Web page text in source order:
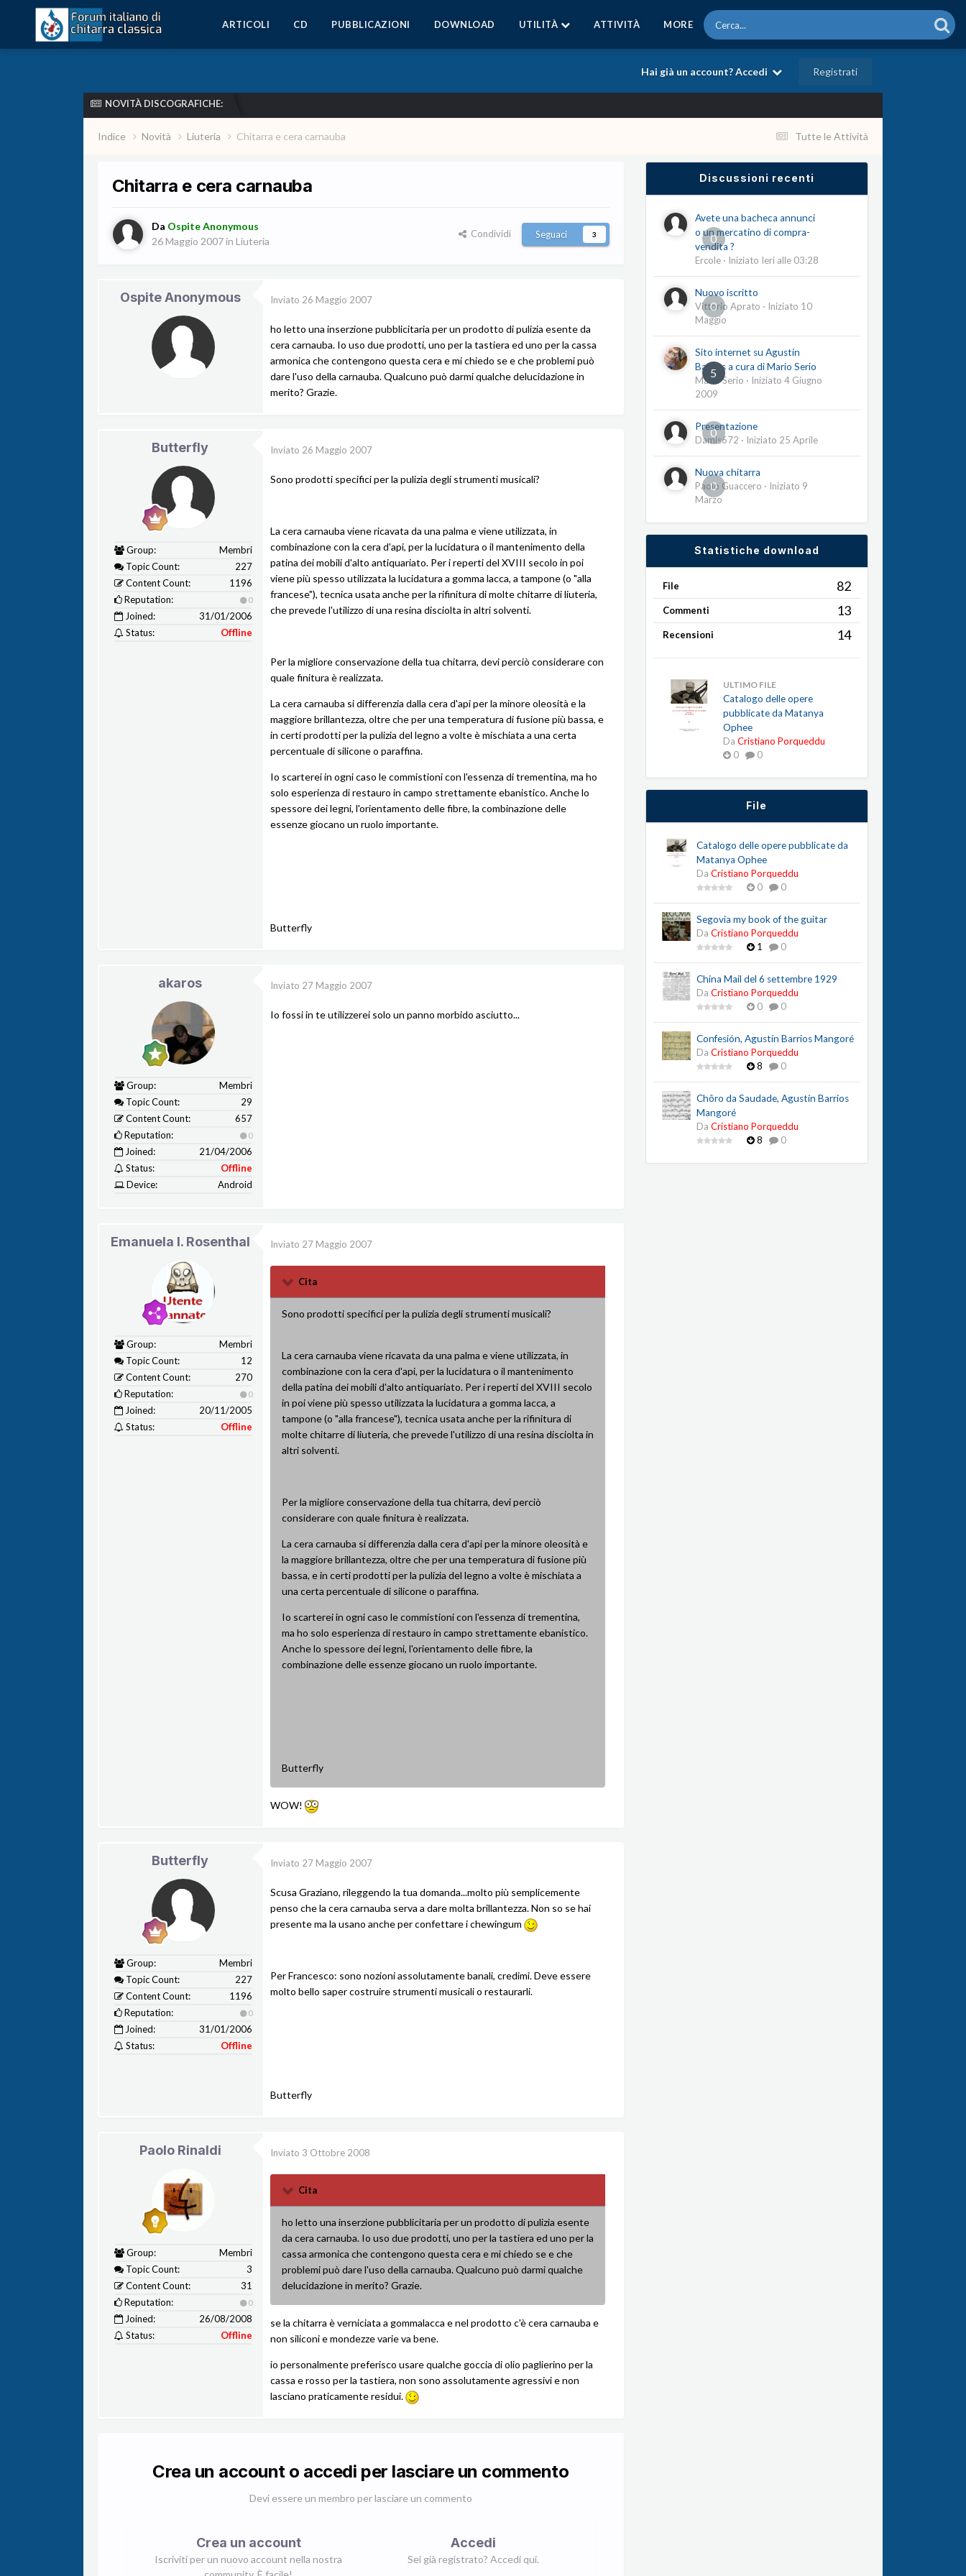
ARTICOLI CD PUBBLICAZIONI DOWNLOAD UTILITÀ ATTIVITÀ MORE
Hai già un account? Accedi Registrati
NOVITÀ DISCOGRAFICHE:
Tutte le Attività
Indice Novità Liuteria Chitarra e cera carnauba
Chitarra e cera carnauba
Da Ospite Anonymous
26 Maggio 2007in Liuteria
Condividi Seguaci 3
Ospite Anonymous Inviato 26 Maggio 2007
ho letto una inserzione pubblicitaria per un prodotto di pulizia esente da
cera carnauba. Io uso due prodotti, uno per la tastiera ed uno per la cassa
armonica che contengono questa cera e mi chiedo se e che problemi può
dare l'uso della carnauba. Qualcuno può darmi qualche delucidazione in
merito? Grazie.
Butterfly
Group:
Membri
Topic Count:
227
Content Count:
1196
Reputation:
0
Joined:
31/01/2006
Status:
Offline
Inviato 26 Maggio 2007
Sono prodotti specifici per la pulizia degli strumenti musicali?
La cera carnauba viene ricavata da una palma e viene utilizzata, in
combinazione con la cera d'api, per la lucidatura o il mantenimento della
patina dei mobili d'alto antiquariato. Per i reperti del XVIII secolo in poi
viene più spesso utilizzata la lucidatura a gomma lacca, a tampone (o "alla
francese"), tecnica usata anche per la rifinitura di molte chitarre di liuteria,
che prevede l'utilizzo di una resina disciolta in altri solventi.
Per la migliore conservazione della tua chitarra, devi perciò considerare con
quale finitura è realizzata.
La cera carnauba si differenzia dalla cera d'api per la minore oleosità e la
maggiore brillantezza, oltre che per una temperatura di fusione più bassa, e
in certi prodotti per la pulizia del legno a volte è mischiata a una certa
percentuale di silicone o paraffina.
Io scarterei in ogni caso le commistioni con l'essenza di trementina, ma ho
solo esperienza di restauro in campo strettamente ebanistico. Anche lo
spessore dei legni, l'orientamento delle fibre, la combinazione delle
essenze giocano un ruolo importante.
Butterfly
akaros
Group:
Membri
Topic Count:
29
Content Count:
657
Reputation:
0
Joined:
21/04/2006
Status:
Offline
Device:
Android
Inviato 27 Maggio 2007
Io fossi in te utilizzerei solo un panno morbido asciutto...
Emanuela l. Rosenthal
Group:
Membri
Topic Count:
12
Content Count:
270
Reputation:
0
Joined:
20/11/2005
Status:
Offline
Inviato 27 Maggio 2007
Cita
Sono prodotti specifici per la pulizia degli strumenti musicali?
La cera carnauba viene ricavata da una palma e viene utilizzata, in
combinazione con la cera d'api, per la lucidatura o il mantenimento
della patina dei mobili d'alto antiquariato. Per i reperti del XVIII secolo
in poi viene più spesso utilizzata la lucidatura a gomma lacca, a
tampone (o "alla francese"), tecnica usata anche per la rifinitura di
molte chitarre di liuteria, che prevede l'utilizzo di una resina disciolta in
altri solventi.
Per la migliore conservazione della tua chitarra, devi perciò
considerare con quale finitura è realizzata.
La cera carnauba si differenzia dalla cera d'api per la minore oleosità e
la maggiore brillantezza, oltre che per una temperatura di fusione più
bassa, e in certi prodotti per la pulizia del legno a volte è mischiata a
una certa percentuale di silicone o paraffina.
Io scarterei in ogni caso le commistioni con l'essenza di trementina,
ma ho solo esperienza di restauro in campo strettamente ebanistico.
Anche lo spessore dei legni, l'orientamento delle fibre, la
combinazione delle essenze giocano un ruolo importante.
Butterfly
WOW!
Butterfly
Group:
Membri
Topic Count:
227
Content Count:
1196
Reputation:
0
Joined:
31/01/2006
Status:
Offline
Inviato 27 Maggio 2007
Scusa Graziano, rileggendo la tua domanda...molto più semplicemente
penso che la cera carnauba serva a dare molta brillantezza. Non so se hai
presente ma la usano anche per confettare i chewingum
Per Francesco: sono nozioni assolutamente banali, credimi. Deve essere
molto bello saper costruire strumenti musicali o restaurarli.
Butterfly
Paolo Rinaldi
Group:
Membri
Topic Count:
3
Content Count:
31
Reputation:
0
Joined:
26/08/2008
Status:
Offline
Inviato 3 Ottobre 2008
Cita
ho letto una inserzione pubblicitaria per un prodotto di pulizia esente
da cera carnauba. Io uso due prodotti, uno per la tastiera ed uno per la
cassa armonica che contengono questa cera e mi chiedo se e che
problemi può dare l'uso della carnauba. Qualcuno può darmi qualche
delucidazione in merito? Grazie.
se la chitarra è verniciata a gommalacca e nel prodotto c'è cera carnauba e
non siliconi e mondezze varie va bene.
io personalmente preferisco usare qualche goccia di olio paglierino per la
cassa e rosso per la tastiera, non sono assolutamente agressivi e non
lasciano praticamente residui.
Crea un account o accedi per lasciare un commento
Devi essere un membro per lasciare un commento
Crea un account
Iscriviti per un nuovo account nella nostra
Accedi
Sei già registrato? Accedi qui.
Discussioni recenti
0
Avete una bacheca annunci
o un mercatino di compra-
vendita ?
Ercole· Iniziato Ieri alle 03:28
0
Nuovo iscritto
Vittorio Aprato · Iniziato 10
Maggio
5
Sito internet su Agustín
Barrios a cura di Mario Serio
Mario Serio · Iniziato 4 Giugno
2009
0
Presentazione
Damis672 · Iniziato 25 Aprile
0
Nuova chitarra
Paolo Guaccero · Iniziato 9
Marzo
Statistiche download
File 82
Commenti 13
Recensioni 14
ULTIMO FILE
Catalogo delle opere
pubblicate da Matanya
Ophee
Da Cristiano Porqueddu
0
0
File
Catalogo delle opere pubblicate da
Matanya Ophee
Da Cristiano Porqueddu
0
0
Segovia my book of the guitar
Da Cristiano Porqueddu
1
0
China Mail del 6 settembre 1929
Da Cristiano Porqueddu
0
0
Confesión, Agustín Barrios Mangoré
Da Cristiano Porqueddu
8
0
Chôro da Saudade, Agustín Barrios
Mangoré
Da Cristiano Porqueddu
8
0